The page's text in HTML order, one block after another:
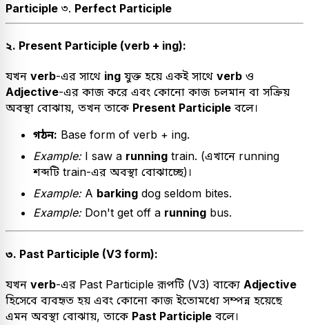
Participle ৩. Perfect Participle
২. Present Participle (verb + ing):
যখন verb-এর সাথে ing যুক্ত হয়ে একই সাথে verb ও
Adjective-এর কাজ করে এবং কোনো কাজ চলমান বা সক্রিয়
অবস্থা বোঝায়, তখন তাকে Present Participle বলে।
গঠন: Base form of verb + ing.
Example:I saw a running train. (এখানে running
শব্দটি train-এর অবস্থা বোঝাচ্ছে)।
Example:A barking dog seldom bites.
Example:Don't get off a running bus.
৩. Past Participle (V3 form):
যখন verb-এর Past Participle রূপটি (V3) বাক্যে Adjective
হিসেবে ব্যবহৃত হয় এবং কোনো কাজ ইতোমধ্যে সম্পন্ন হয়েছে
এমন অবস্থা বোঝায়, তাকে Past Participle বলে।